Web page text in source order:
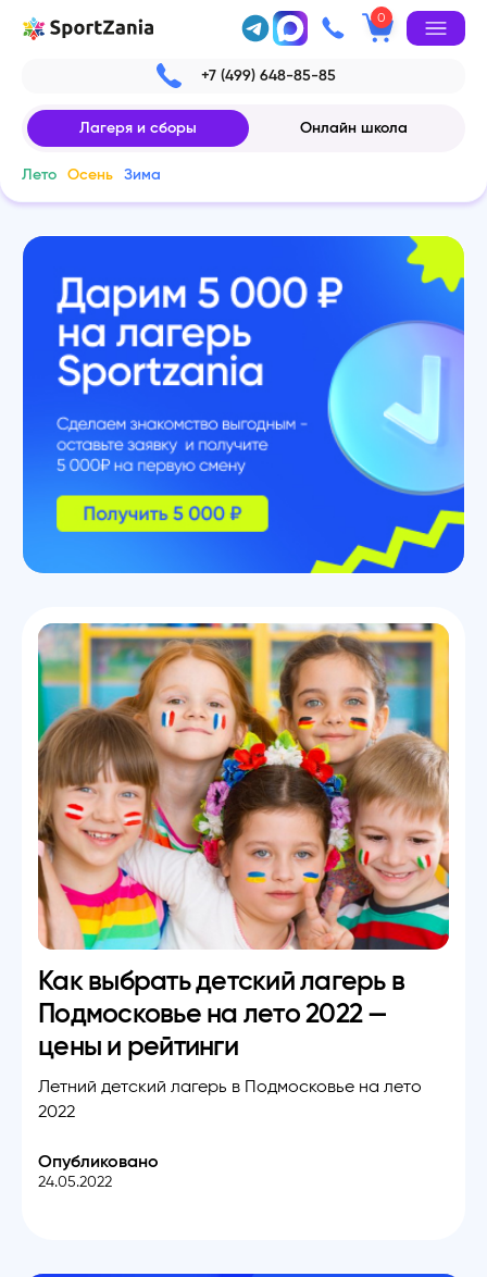
0
+7 (499) 648-85-85
Лагеря и сборы Онлайн школа
Лето Осень Зима
Как выбрать детский лагерь в
Подмосковье на лето 2022 —
цены и рейтинги
Летний детский лагерь в Подмосковье на лето
2022
Опубликовано
24.05.2022